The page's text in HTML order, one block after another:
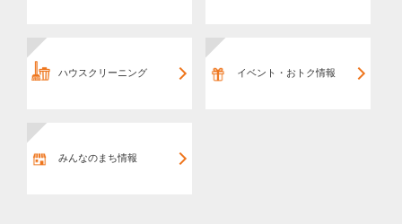
ハウスクリーニング イベント・おトク情報
みんなのまち情報